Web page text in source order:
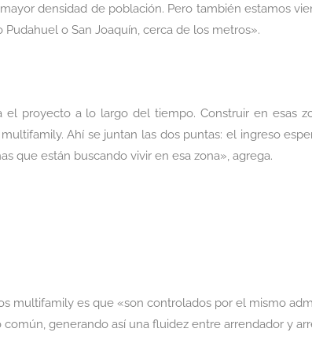
densidad de población. Pero también estamos
o San Joaquín, cerca de los metros».
proyecto a lo largo del tiempo. Construir en esas
Ahí se juntan las dos puntas: el ingreso
que están buscando vivir en esa zona», agrega.
multifamily es que «son controlados por el mismo
generando así una fluidez entre arrendador y